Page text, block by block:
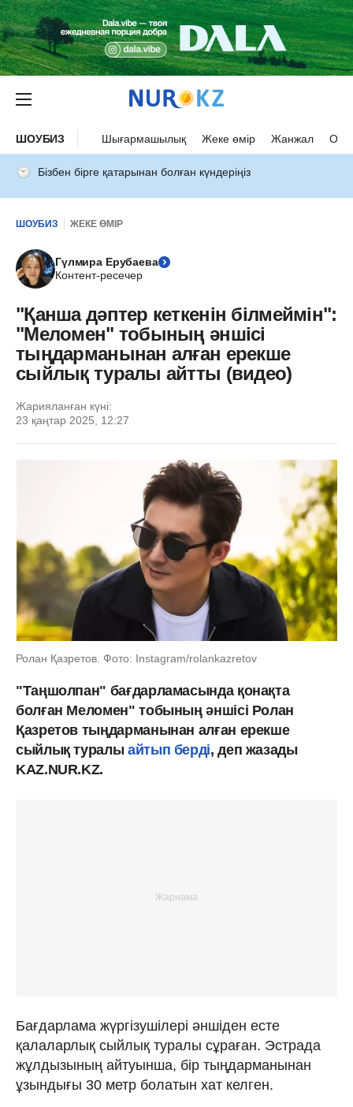
ШОУБИЗ Шығармашылық Жеке өмір Жанжал
Бізбен бірге қатарынан болған күндеріңіз
ШОУБИЗ ЖЕКЕ ӨМІР
Гүлмира Ерубаева
Контент-ресечер
"Қанша дәптер кеткенін білмеймін":
"Меломен" тобының әншісі
тыңдарманынан алған ерекше
сыйлық туралы айтты (видео)
Жарияланған күні:
23 қаңтар 2025, 12:27
Ролан Қазретов. Фото: Instagram/rolankazretov
"Таңшолпан" бағдарламасында қонақта
болған Меломен" тобының әншісі Ролан
Қазретов тыңдарманынан алған ерекше
сыйлық туралы айтып берді, деп жазады
KAZ.NUR.KZ.
Бағдарлама жүргізушілері әншіден есте
қалаларлық сыйлық туралы сұраған. Эстрада
жұлдызының айтуынша, бір тыңдарманынан
ұзындығы 30 метр болатын хат келген.